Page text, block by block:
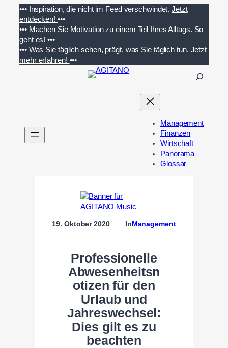
Inhalt
springen
••• Inspiration, die nicht im Feed verschwindet. Jetzt
entdecken! •••
••• Machen Sie Motivation zu einem Teil Ihres Alltags. So
geht es!•••
••• Was Sie täglich sehen, prägt, was Sie täglich tun. Jetzt
mehr erfahren! •••
n
Management
Finanzen
Wirtschaft
Panorama
Glossar
19. Oktober 2020 InManagement
Professionelle
Abwesenheitsn
otizen für den
Urlaub und
Jahreswechsel:
Dies gilt es zu
beachten